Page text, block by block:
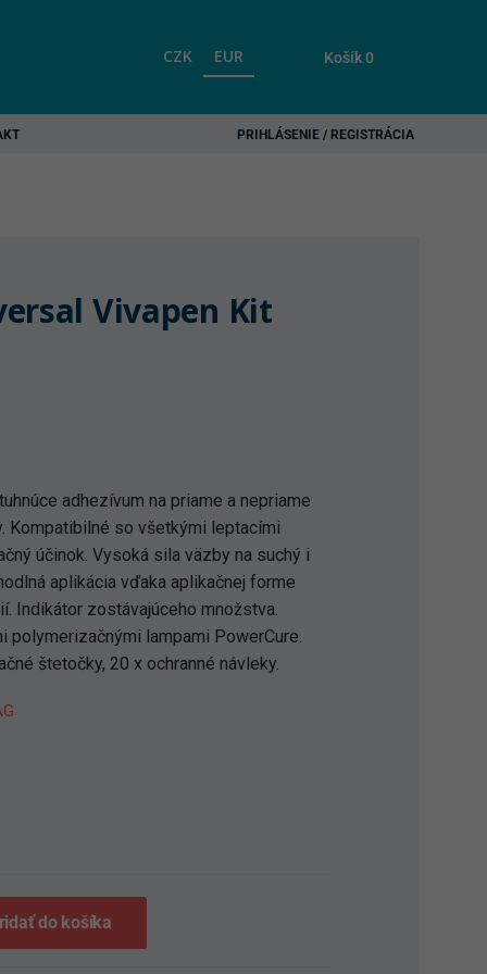
CZK EUR Košík0
PRIHLÁSENIE / REGISTRÁCIA
Vivapen Kit
adhezívum na priame a nepriame
Kompatibilné so všetkými leptacími
účinok. Vysoká sila väzby na suchý i
aplikácia vďaka aplikačnej forme
Indikátor zostávajúceho množstva.
polymerizačnými lampami PowerCure.
štetočky, 20 x ochranné návleky.
do košíka